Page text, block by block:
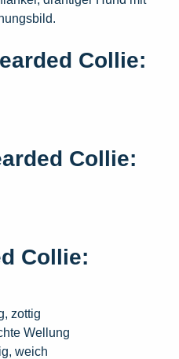
Collie:
Collie:
Collie:
zottig
Wellung
weich